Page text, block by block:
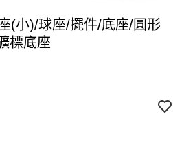
(小)/球座/擺件/底座/圓形
標底座